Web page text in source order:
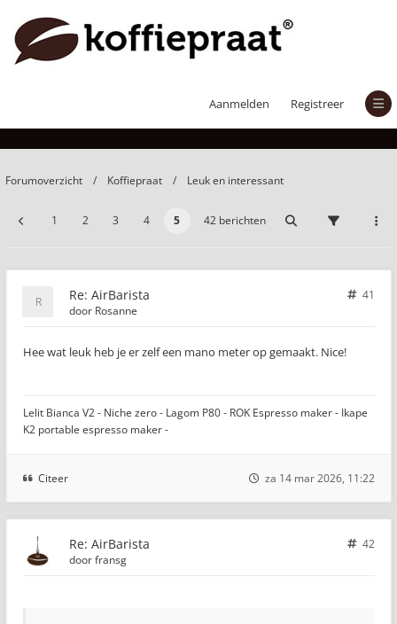
Aanmelden Registreer
Forumoverzicht Koffiepraat Leuk en interessant
1 2 3 4 5 42 berichten
Re: AirBarista
41
door Rosanne
Hee wat leuk heb je er zelf een mano meter op gemaakt. Nice!
Lelit Bianca V2 - Niche zero - Lagom P80 - ROK Espresso maker - Ikape
K2 portable espresso maker -
Citeer za 14 mar 2026, 11:22
Re: AirBarista
42
doorfransg